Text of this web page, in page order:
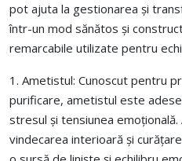
pot ajuta la gestionarea și
într-un mod sănătos și
remarcabile utilizate pentru
1. Ametistul: Cunoscut pentru
purificare, ametistul este
stresul și tensiunea
vindecarea interioară și